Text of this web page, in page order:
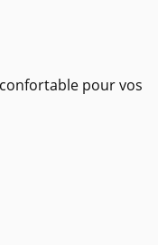
pour vos